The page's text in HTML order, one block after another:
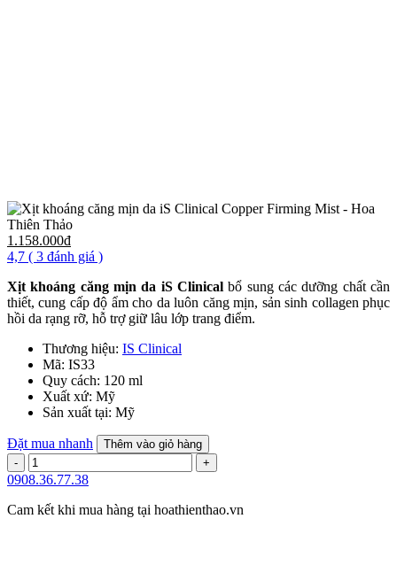
1.158.000đ
4,7 ( 3 đánh giá )
Xịt khoáng căng mịn da iS Clinicalbổ sung các dưỡng chất cần
thiết, cung cấp độ ẩm cho da luôn căng mịn, sản sinh collagen phục
hồi da rạng rỡ, hỗ trợ giữ lâu lớp trang điểm.
Thương hiệu: IS Clinical
Mã: IS33
Quy cách: 120 ml
Xuất xứ: Mỹ
Sản xuất tại: Mỹ
Đặt mua nhanh Thêm vào giỏ hàng
0908.36.77.38
Cam kết khi mua hàng tại hoathienthao.vn